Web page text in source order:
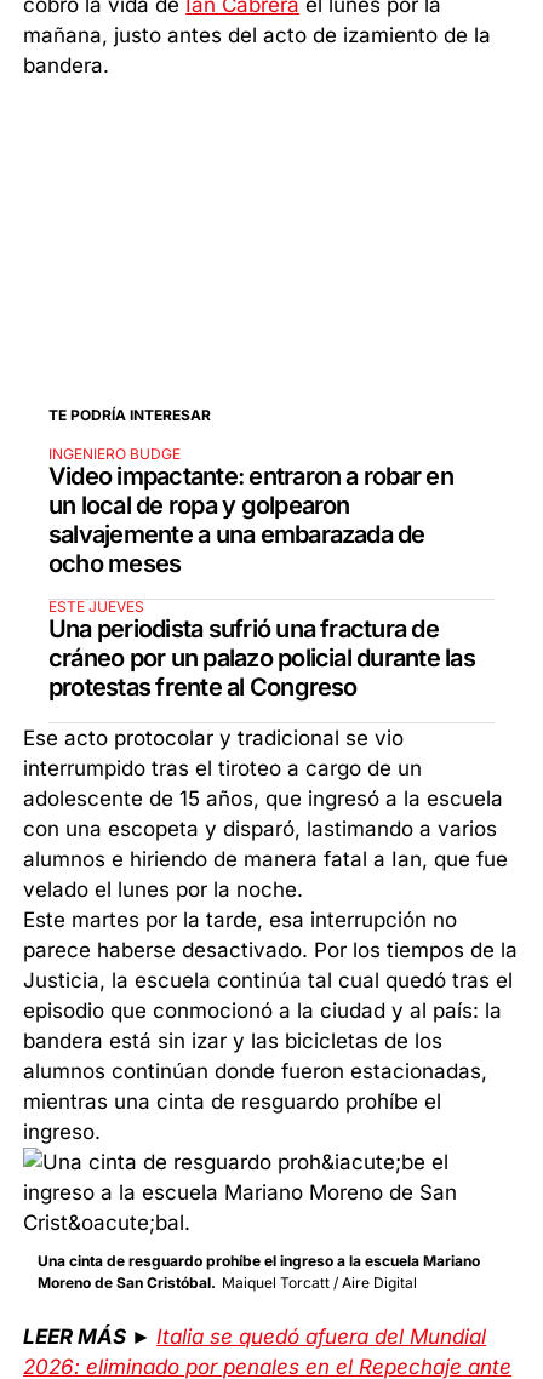
cobró la vida de Ian Cabrera el lunes por la
mañana, justo antes del acto de izamiento de la
bandera.
TE PODRÍA INTERESAR
INGENIERO BUDGE
Video impactante: entraron a robar en
un local de ropa y golpearon
salvajemente a una embarazada de
ocho meses
ESTE JUEVES
Una periodista sufrió una fractura de
cráneo por un palazo policial durante las
protestas frente al Congreso
Ese acto protocolar y tradicional se vio
interrumpido tras el tiroteo a cargo de un
adolescente de 15 años, que ingresó a la escuela
con una escopeta y disparó, lastimando a varios
alumnos e hiriendo de manera fatal a Ian, que fue
velado el lunes por la noche.
Este martes por la tarde, esa interrupción no
parece haberse desactivado. Por los tiempos de la
Justicia, la escuela continúa tal cual quedó tras el
episodio que conmocionó a la ciudad y al país: la
bandera está sin izar y las bicicletas de los
alumnos continúan donde fueron estacionadas,
mientras una cinta de resguardo prohíbe el
ingreso.
Una cinta de resguardo prohíbe el ingreso a la escuela Mariano
Moreno de San Cristóbal. Maiquel Torcatt / Aire Digital
LEER MÁS ►Italia se quedó afuera del Mundial
2026: eliminado por penales en el Repechaje ante